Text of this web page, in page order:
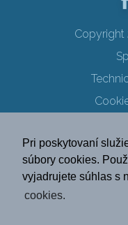
Pri poskytovaní
súbory cookies.
vyjadrujete súhlas s
cookies.
Copyright
SK